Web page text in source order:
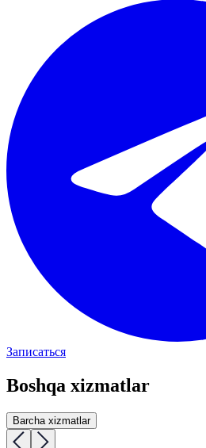
Записаться
Boshqa xizmatlar
Barcha xizmatlar